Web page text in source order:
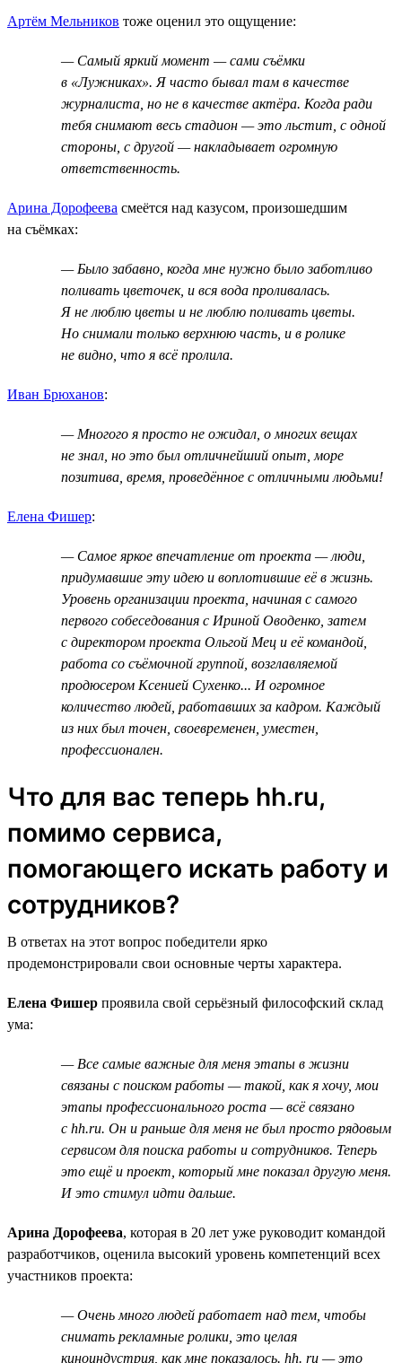
Артём Мельников тоже оценил это ощущение:
— Самый яркий момент — сами съёмки
в «Лужниках». Я часто бывал там в качестве
журналиста, но не в качестве актёра. Когда ради
тебя снимают весь стадион — это льстит, с одной
стороны, с другой — накладывает огромную
ответственность.
Арина Дорофеева смеётся над казусом, произошедшим
на съёмках:
— Было забавно, когда мне нужно было заботливо
поливать цветочек, и вся вода проливалась.
Я не люблю цветы и не люблю поливать цветы.
Но снимали только верхнюю часть, и в ролике
не видно, что я всё пролила.
Иван Брюханов:
— Многого я просто не ожидал, о многих вещах
не знал, но это был отличнейший опыт, море
позитива, время, проведённое с отличными людьми!
Елена Фишер:
— Самое яркое впечатление от проекта — люди,
придумавшие эту идею и воплотившие её в жизнь.
Уровень организации проекта, начиная с самого
первого собеседования с Ириной Оводенко, затем
с директором проекта Ольгой Мец и её командой,
работа со съёмочной группой, возглавляемой
продюсером Ксенией Сухенко... И огромное
количество людей, работавших за кадром. Каждый
из них был точен, своевременен, уместен,
профессионален.
Что для вас теперь hh.ru,
помимо сервиса,
помогающего искать работу и
сотрудников?
В ответах на этот вопрос победители ярко
продемонстрировали свои основные черты характера.
Елена Фишер проявила свой серьёзный философский склад
ума:
— Все самые важные для меня этапы в жизни
связаны с поиском работы — такой, как я хочу, мои
этапы профессионального роста — всё связано
с hh.ru. Он и раньше для меня не был просто рядовым
сервисом для поиска работы и сотрудников. Теперь
это ещё и проект, который мне показал другую меня.
И это стимул идти дальше.
Арина Дорофеева, которая в 20 лет уже руководит командой
разработчиков, оценила высокий уровень компетенций всех
участников проекта:
— Очень много людей работает над тем, чтобы
снимать рекламные ролики, это целая
киноиндустрия, как мне показалось. hh. ru — это